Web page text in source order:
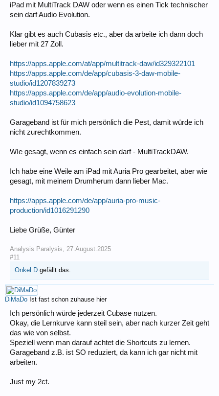
iPad mit MultiTrack DAW oder wenn es einen Tick technischer
sein darf Audio Evolution.
Klar gibt es auch Cubasis etc., aber da arbeite ich dann doch
lieber mit 27 Zoll.
https://apps.apple.com/at/app/multitrack-daw/id329322101
https://apps.apple.com/de/app/cubasis-3-daw-mobile-
studio/id1207839273
https://apps.apple.com/de/app/audio-evolution-mobile-
studio/id1094758623
Garageband ist für mich persönlich die Pest, damit würde ich
nicht zurechtkommen.
WIe gesagt, wenn es einfach sein darf - MultiTrackDAW.
Ich habe eine Weile am iPad mit Auria Pro gearbeitet, aber wie
gesagt, mit meinem Drumherum dann lieber Mac.
https://apps.apple.com/de/app/auria-pro-music-
production/id1016291290
Liebe Grüße, Günter
Analysis Paralysis
27.August.2025
#11
Onkel D gefällt das.
DiMaDo Ist fast schon zuhause hier
Ich persönlich würde jederzeit Cubase nutzen.
Okay, die Lernkurve kann steil sein, aber nach kurzer Zeit geht
das wie von selbst.
Speziell wenn man darauf achtet die Shortcuts zu lernen.
Garageband z.B. ist SO reduziert, da kann ich gar nicht mit
arbeiten.
Just my 2ct.